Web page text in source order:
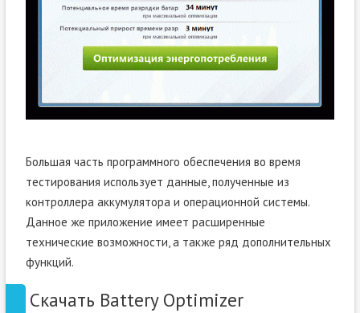
Большая часть программного обеспечения во время
тестирования использует данные, полученные из
контроллера аккумулятора и операционной системы.
Данное же приложение имеет расширенные
технические возможности, а также ряд дополнительных
функций.
Скачать Battery Optimizer